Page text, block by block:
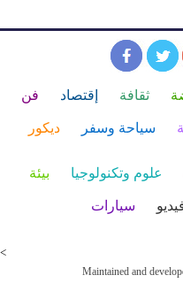
ثقافة إقتصاد فن
سياحة وسفر ديكور
علوم وتكنولوجيا بيئة
سيارات
<
Maintained and